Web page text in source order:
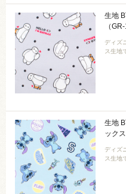
生地
（
ディズ
ス生地
生地
ック
ディズ
ス生地